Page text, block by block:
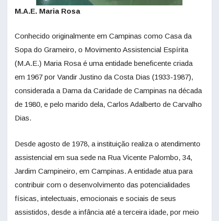
M.A.E. Maria Rosa
Conhecido originalmente em Campinas como Casa da
Sopa do Grameiro, o Movimento Assistencial Espírita
(M.A.E.) Maria Rosa é uma entidade beneficente criada
em 1967 por Vandir Justino da Costa Dias (1933-1987),
considerada a Dama da Caridade de Campinas na década
de 1980, e pelo marido dela, Carlos Adalberto de Carvalho
Dias.
Desde agosto de 1978, a instituição realiza o atendimento
assistencial em sua sede na Rua Vicente Palombo, 34,
Jardim Campineiro, em Campinas. A entidade atua para
contribuir com o desenvolvimento das potencialidades
físicas, intelectuais, emocionais e sociais de seus
assistidos, desde a infância até a terceira idade, por meio